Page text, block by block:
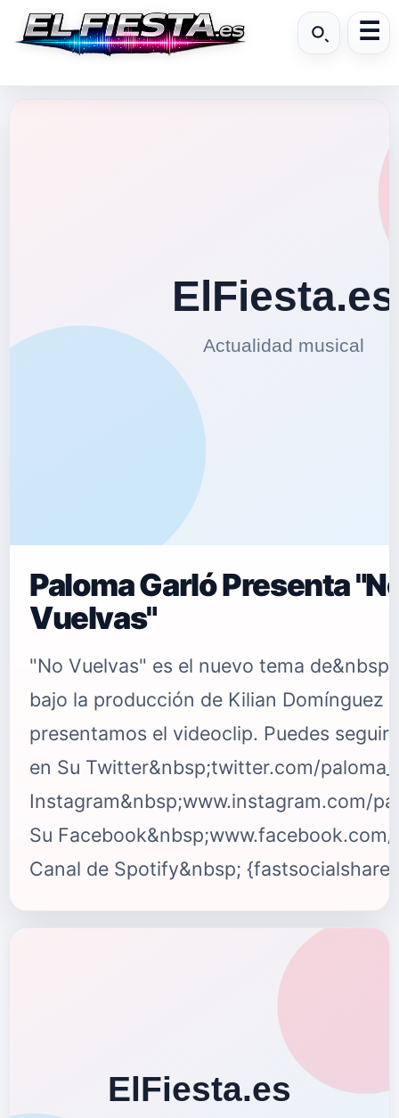
Paloma Garló Presenta
Vuelvas"
"No Vuelvas" es el nuevo tema
bajo la producción de Kilian Domínguez
presentamos el videoclip. Puedes seguir
en Su Twitter&nbsp;twitter.com/
Instagram&nbsp;www.instagram.com/
Su
Canal de Spotify&nbsp; {fastsocialshare}